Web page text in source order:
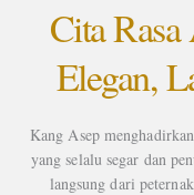
Cita
Elegan,
Kang Asep
yang selalu segar dan
langsung dari